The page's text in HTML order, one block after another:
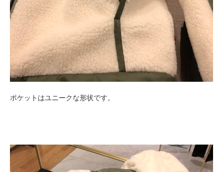
ポケットはユニークな形状です。